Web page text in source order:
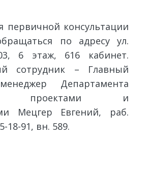
первичной консультации
по адресу ул.
6 этаж, 616 кабинет.
сотрудник – Главный
Департамента
проектами и
Мецгер Евгений, раб.
18-91, вн. 589.